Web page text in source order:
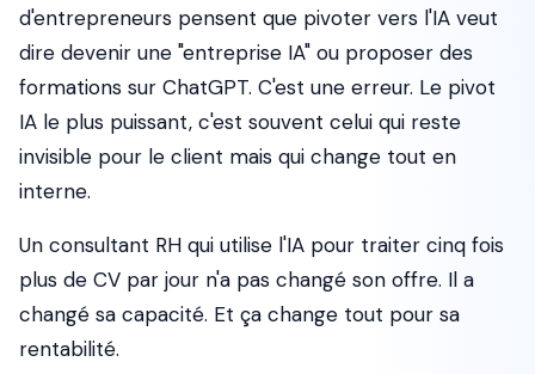
d'entrepreneurs pensent que pivoter vers l'IA veut
dire devenir une "entreprise IA" ou proposer des
formations sur ChatGPT. C'est une erreur. Le pivot
IA le plus puissant, c'est souvent celui qui reste
invisible pour le client mais qui change tout en
interne.
Un consultant RH qui utilise l'IA pour traiter cinq fois
plus de CV par jour n'a pas changé son offre. Il a
changé sa capacité. Et ça change tout pour sa
rentabilité.